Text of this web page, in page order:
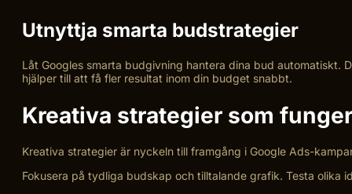
Utnyttja smarta budstrategier
Låt Googles smarta budgivning hantera dina bud automatiskt.
hjälper till att få fler resultat inom din budget snabbt.
Kreativa strategier som
Kreativa strategier är nyckeln till framgång i Google Ads-
Fokusera på tydliga budskap och tilltalande grafik. Testa